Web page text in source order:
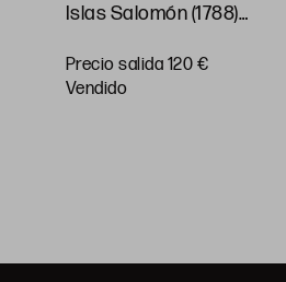
Islas Salomón (1788)
Pacífico y sus islas"
papel: 54 x 74 cm
Precio salida 120 €
vendido